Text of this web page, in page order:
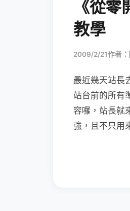
《從
教學
2009/2/21作者：
最近幾天站長
站台前的所有
容囉，站長就
強，且不只用